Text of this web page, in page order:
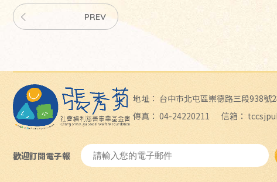
PREV
地址： 台中市北屯區崇德路三段938號
傳真： 04-24220211 信箱：
歡迎訂閱電子報